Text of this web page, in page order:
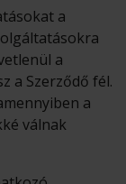
a
a
a Szerződő fél.
a
válnak